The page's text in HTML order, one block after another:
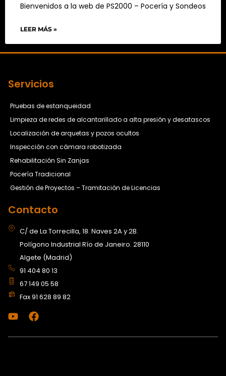
Bienvenidos a la web de PS2000 – Pocería y Sondeos
LEER MÁS »
Servicios
Pruebas de estanqueidad
Limpieza de redes de alcantarillado a alta presión y desatascos
Localización de arquetas y pozos ocultos
Inspección con cámara robotizada
Rehabilitación Sin Zanjas
Pocería Tradicional
Gestión de Proyectos – Tramitación de Licencias
Contacto
C/ de La Torrecilla, 18. Naves 2A y 2B.
Polígono Industrial Río de Janeiro. 28110
Algete (Madrid)
91 404 80 13
67 149 05 58
Fax 91 628 89 82